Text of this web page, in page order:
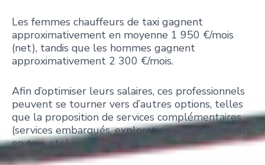
Les femmes chauffeurs de taxi gagnent
approximativement en moyenne 1 950 €/mois
(net), tandis que les hommes gagnent
approximativement 2 300 €/mois.
Afin d’optimiser leurs salaires, ces professionnels
peuvent se tourner vers d’autres options, telles
que la proposition de services complémentaires
(services embarqués, exploration des monuments
en taxi, etc.).